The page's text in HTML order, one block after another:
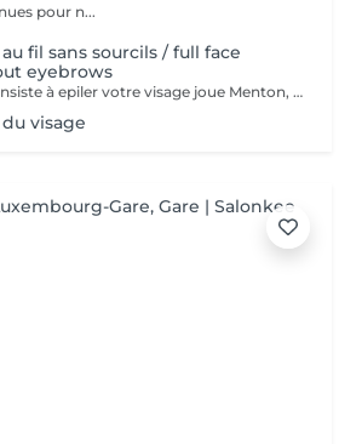
pour n...
fil sans sourcils / full face
eyebrows
Cette prestation consiste à epiler votre visage joue Menton, front et le long des oreilles les sourcils et le cou sont en extra
visage